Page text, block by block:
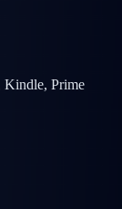
Kindle, Prime